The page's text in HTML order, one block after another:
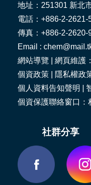
地址：251301 新北
電話：+886-2-2621-
傳真：+886-2-2620-
Email :
網站導覽 | 網頁維護
個資政策
隱私權政
個人資料告知聲明
個資保護聯絡窗口：
社群分享